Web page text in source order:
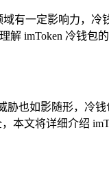
域有一定影响力，冷
imToken 冷钱包
也如影随形，冷
本文将详细介绍